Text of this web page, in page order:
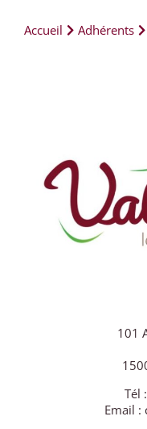
Accueil Adhérents
101
Tél
Email :